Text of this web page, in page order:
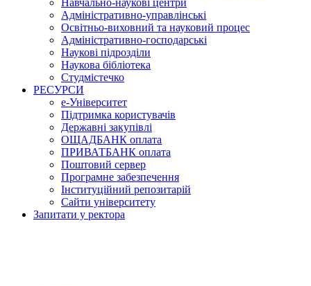
Адміністративно-управлінські
Освітньо-виховний та науковий процес
Адміністративно-господарські
Наукові підрозділи
Наукова бібліотека
Студмістечко
РЕСУРСИ
е-Університет
Підтримка користувачів
Державні закупівлі
ОЩАДБАНК оплата
ПРИВАТБАНК оплата
Поштовий сервер
Програмне забезпечення
Інституційний репозитарій
Сайти університету
Запитати у ректора